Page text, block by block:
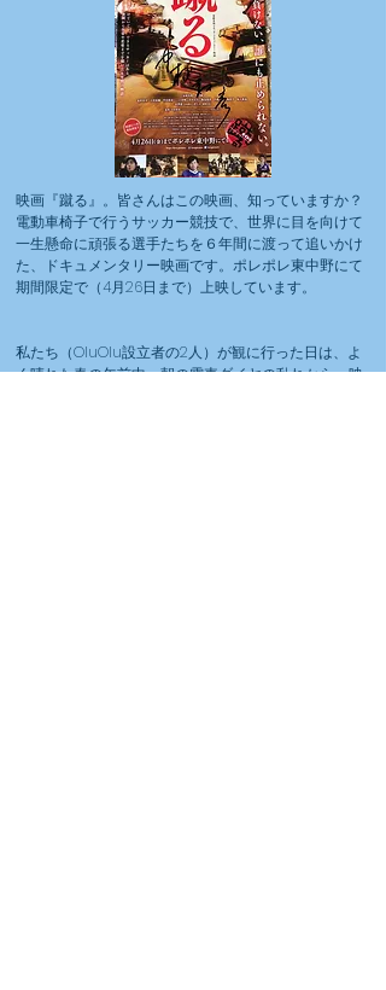
映画『蹴る』。皆さんはこの映画、知っていますか？
電動車椅子で行うサッカー競技で、世界に目を向けて
一生懸命に頑張る選手たちを６年間に渡って追いかけ
た、ドキュメンタリー映画です。ポレポレ東中野にて
期間限定で（4月26日まで）上映しています。
私たち（OluOlu設立者の2人）が観に行った日は、よ
く晴れた春の午前中。朝の電車ダイヤの乱れから、映